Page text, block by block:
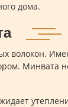
дома.
волокон.
Минвата